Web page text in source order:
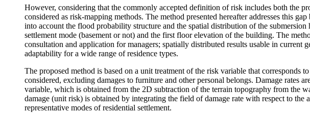
However, considering that the commonly accepted definition of risk includes both the
considered as risk-mapping methods. The method presented hereafter addresses this
into account the flood probability structure and the spatial distribution of the
settlement mode (basement or not) and the first floor elevation of the building. The
consultation and application for managers; spatially distributed results usable in
adaptability for a wide range of residence types.
The proposed method is based on a unit treatment of the risk variable that corresponds
considered, excluding damages to furniture and other personal belongs. Damage rates
variable, which is obtained from the 2D subtraction of the terrain topography from the
damage (unit risk) is obtained by integrating the field of damage rate with respect to
representative modes of residential settlement.